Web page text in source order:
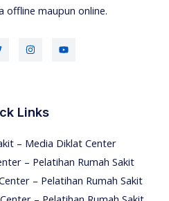
offline maupun online.
Links
– Media Diklat Center
– Pelatihan Rumah Sakit
– Pelatihan Rumah Sakit